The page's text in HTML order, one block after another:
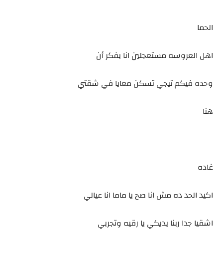
الحما
اهل العروسه مستعجلين انا بفكر أن
وحده فيكم تيجي تسكن معايا في شقتي
هنا
غاده
اكيد الحد ده مش انا صح يا ماما انا عيالي
اشقيا جدا ربنا يديكي يا رقيه وتجربي